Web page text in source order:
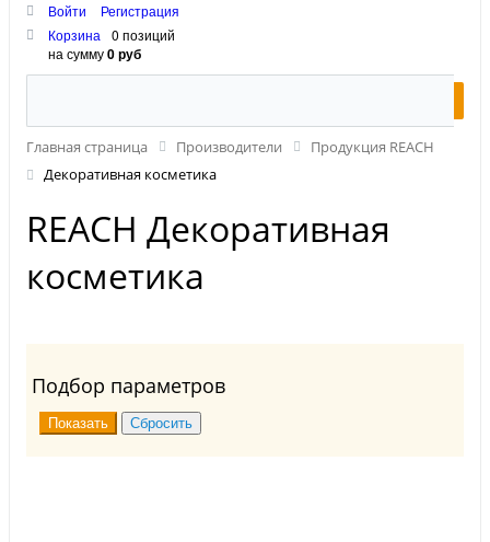
Войти
Регистрация
Корзина
0 позиций
на сумму0 руб
Главная страница Производители
Продукция REACH
Декоративная косметика
REACH Декоративная
косметика
Подбор параметров